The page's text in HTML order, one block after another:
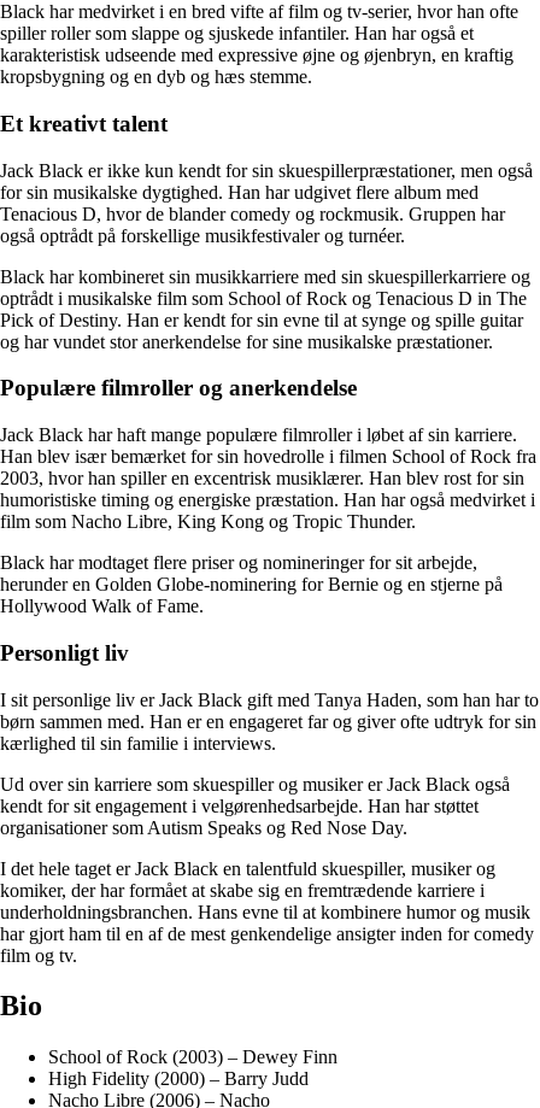
Black har medvirket i en bred vifte af film og tv-serier, hvor han ofte
spiller roller som slappe og sjuskede infantiler. Han har også et
karakteristisk udseende med expressive øjne og øjenbryn, en kraftig
kropsbygning og en dyb og hæs stemme.
Et kreativt talent
Jack Black er ikke kun kendt for sin skuespillerpræstationer, men også
for sin musikalske dygtighed. Han har udgivet flere album med
Tenacious D, hvor de blander comedy og rockmusik. Gruppen har
også optrådt på forskellige musikfestivaler og turnéer.
Black har kombineret sin musikkarriere med sin skuespillerkarriere og
optrådt i musikalske film som School of Rock og Tenacious D in The
Pick of Destiny. Han er kendt for sin evne til at synge og spille guitar
og har vundet stor anerkendelse for sine musikalske præstationer.
Populære filmroller og anerkendelse
Jack Black har haft mange populære filmroller i løbet af sin karriere.
Han blev især bemærket for sin hovedrolle i filmen School of Rock fra
2003, hvor han spiller en excentrisk musiklærer. Han blev rost for sin
humoristiske timing og energiske præstation. Han har også medvirket i
film som Nacho Libre, King Kong og Tropic Thunder.
Black har modtaget flere priser og nomineringer for sit arbejde,
herunder en Golden Globe-nominering for Bernie og en stjerne på
Hollywood Walk of Fame.
Personligt liv
I sit personlige liv er Jack Black gift med Tanya Haden, som han har to
børn sammen med. Han er en engageret far og giver ofte udtryk for sin
kærlighed til sin familie i interviews.
Ud over sin karriere som skuespiller og musiker er Jack Black også
kendt for sit engagement i velgørenhedsarbejde. Han har støttet
organisationer som Autism Speaks og Red Nose Day.
I det hele taget er Jack Black en talentfuld skuespiller, musiker og
komiker, der har formået at skabe sig en fremtrædende karriere i
underholdningsbranchen. Hans evne til at kombinere humor og musik
har gjort ham til en af de mest genkendelige ansigter inden for comedy
film og tv.
Bio
School of Rock (2003) – Dewey Finn
High Fidelity (2000) – Barry Judd
Nacho Libre (2006) – Nacho